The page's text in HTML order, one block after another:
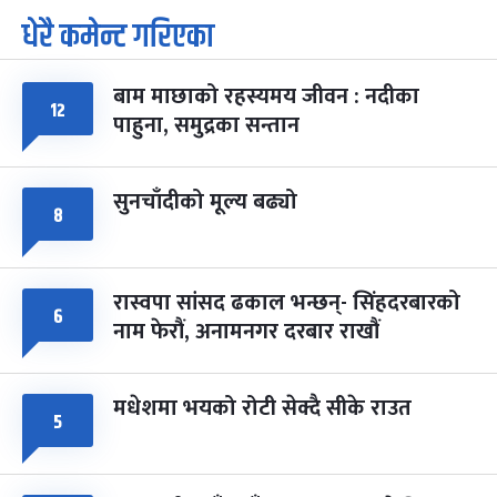
७
आइत
पूर्णिमा व्रत
चैत्र ७, २०८३-
८
सोम
फागुपूर्णिमा
चैत्र ८, २०८३-Mar 22, 2027
७ महिना बाँकी
धेरै कमेन्ट गरिएका
१२ बाम माछाको रहस्यमय जीवन : नदीका
पाहुना, समुद्रका सन्तान
८ सुनचाँदीको मूल्य बढ्यो
६ रास्वपा सांसद ढकाल भन्छन्- सिंहदरबारको
नाम फेरौं, अनामनगर दरबार राखौं
५ मधेशमा भयको रोटी सेक्दै सीके राउत